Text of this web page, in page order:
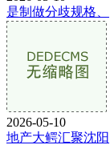
是制做分歧规格、
2026-05-10
地产大鳄汇聚沈阳